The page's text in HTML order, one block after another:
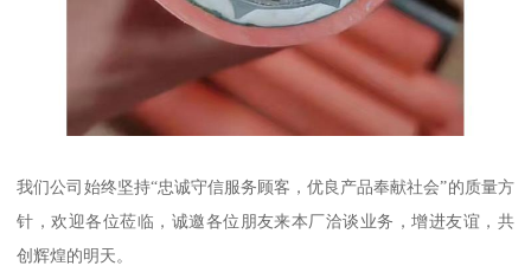
我们公司始终坚持“忠诚守信服务顾客，优良产品奉献社会”的质量方
针，欢迎各位莅临，诚邀各位朋友来本厂洽谈业务，增进友谊，共
创辉煌的明天。